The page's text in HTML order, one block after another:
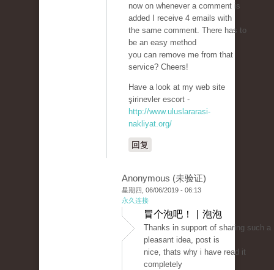
now on whenever a comment is
added I receive 4 emails with
the same comment. There has to
be an easy method
you can remove me from that
service? Cheers!
Have a look at my web site
şirinevler escort -
http://www.uluslararasi-
nakliyat.org/
回复
Anonymous (未验证)
星期四, 06/06/2019 - 06:13
永久连接
冒个泡吧！ | 泡泡
Thanks in support of sharing such a
pleasant idea, post is
nice, thats why i have read it
completely